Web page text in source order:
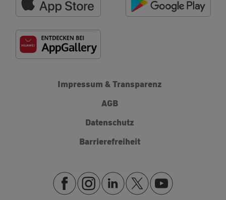
Impressum & Transparenz
AGB
Datenschutz
Barrierefreiheit